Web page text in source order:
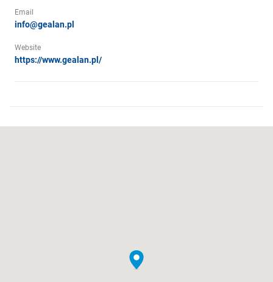
Email
info@gealan.pl
Website
https://www.gealan.pl/